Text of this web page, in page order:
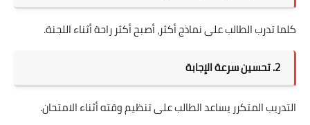
كلما تدرب الطالب على نماذج أكثر، أصبح أكثر راحة أثناء اللجنة.
2. تحسين سرعة الإجابة
التدريب المتكرر يساعد الطالب على تنظيم وقته أثناء الامتحان.